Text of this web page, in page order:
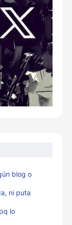
blog o
ni puta
lo